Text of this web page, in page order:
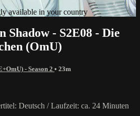
available in your country
Shadow - S2E08 - Die
(OmU)
- Season 2 • 23m
Deutsch / Laufzeit: ca. 24 Minuten